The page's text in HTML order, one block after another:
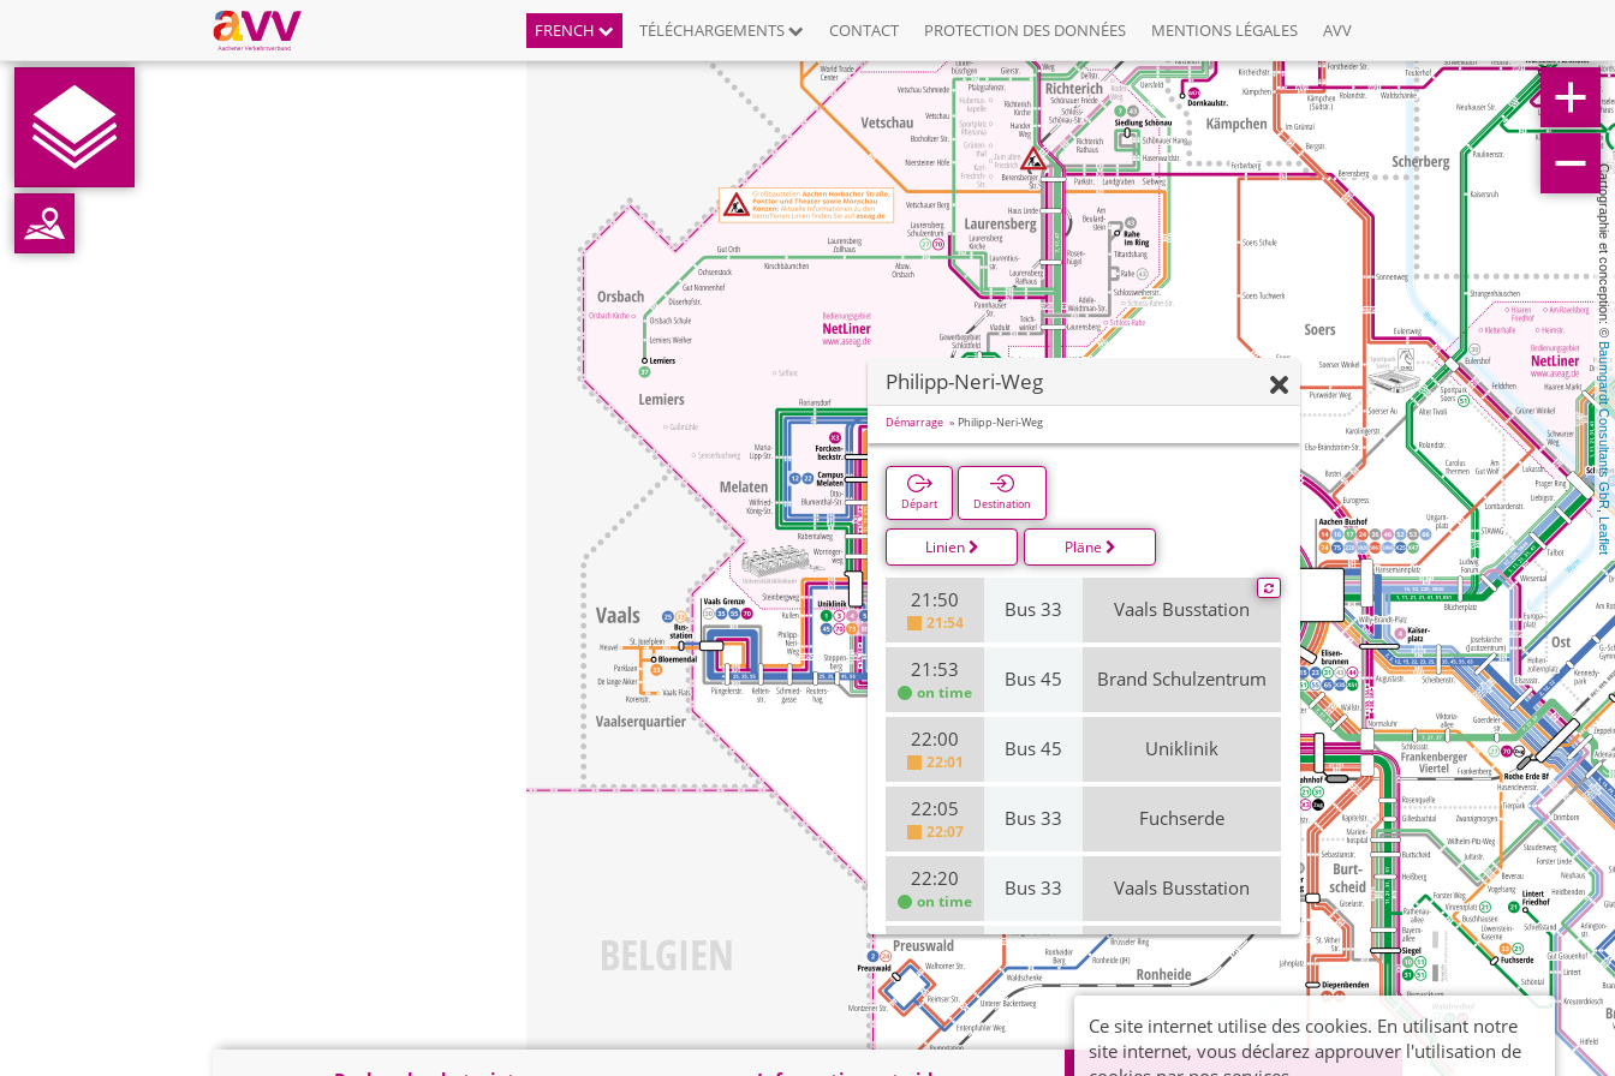
FRENCH TÉLÉCHARGEMENTS CONTACT PROTECTION DES DONNÉES MENTIONS LÉGALES AVV
Cartographie et conception: ©
Baumgardt Consultants GbR
,
Leaflet
Philipp-Neri-Weg
Démarrage Philipp-Neri-Weg
Départ Destination
Linien Pläne
21:50
21:54
Bus 33 Vaals Busstation
21:53
on time
Bus 45 Brand Schulzentrum
22:00
22:01
Bus 45 Uniklinik
22:05
22:07
Bus 33 Fuchserde
22:20
on time
Bus 33 Vaals Busstation
22:26
on time
Bus 45
Driescher Hof -
Brand
22:30
on time
Bus 45
Uniklinik
Ce site internet utilise des cookies. En utilisant notre
site internet, vous déclarez approuver l'utilisation de